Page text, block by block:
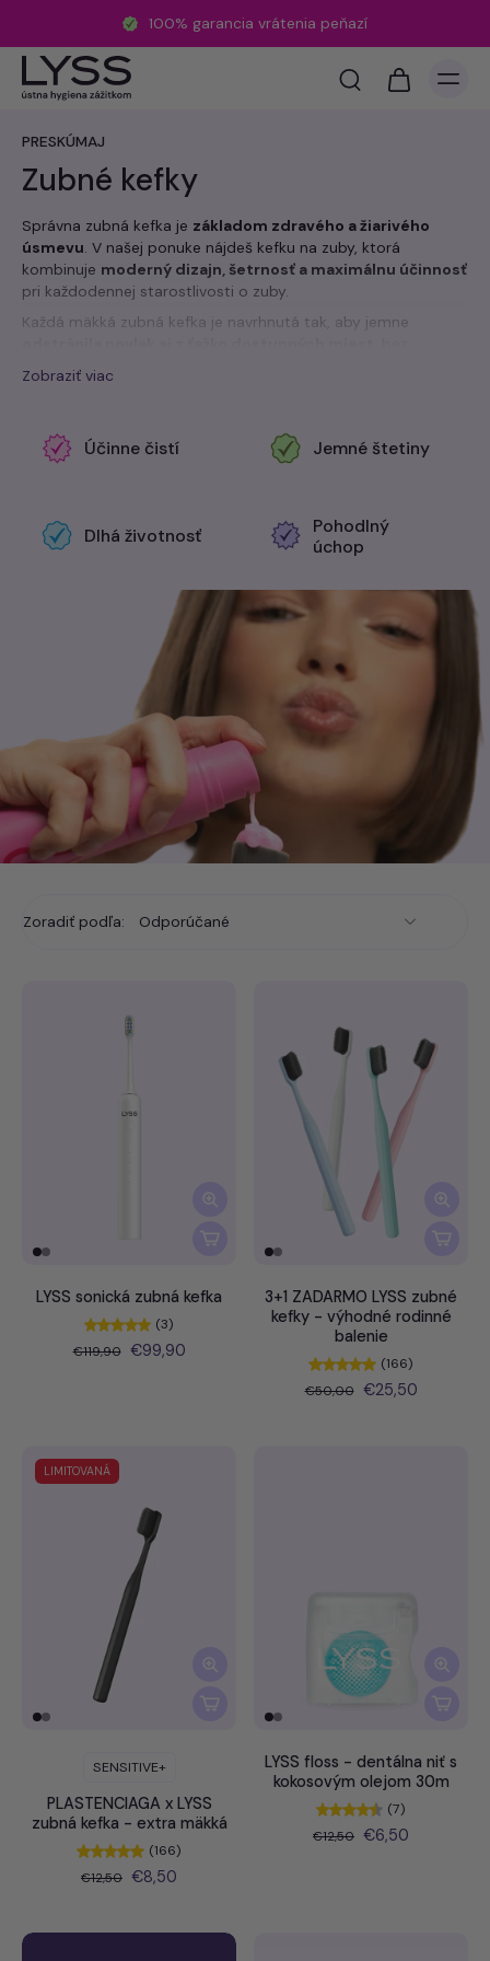
100% garancia vrátenia peňazí
PRESKÚMAJ
Zubné kefky
Správna zubná kefka je základom zdravého a žiarivého
úsmevu. V našej ponuke nájdeš kefku na zuby, ktorá
kombinuje moderný dizajn, šetrnosť a maximálnu účinnosť
pri každodennej starostlivosti o zuby.
Každá mäkká zubná kefka je navrhnutá tak, aby jemne
dráždenia ďasien alebo poškodenia skloviny.
jemné štetiny
kontrolu nad pohybom.
Dopraj si zubnú starostlivosť, ktorá jeúčinná, štýlová a
Zobraziť viac
Účinne čistí Jemné štetiny
Dlhá životnosť
Pohodlný
úchop
Zoradiť podľa:
LYSS sonická zubná kefka
(3)
€119,90 €99,90
3+1 ZADARMO LYSS zubné
kefky - výhodné rodinné
balenie
(166)
€50,00 €25,50
LIMITOVANÁ
SENSITIVE+
PLASTENCIAGA x LYSS
zubná kefka - extra mäkká
(166)
€12,50 €8,50
LYSS floss - dentálna niť s
kokosovým olejom 30m
(7)
€12,50 €6,50